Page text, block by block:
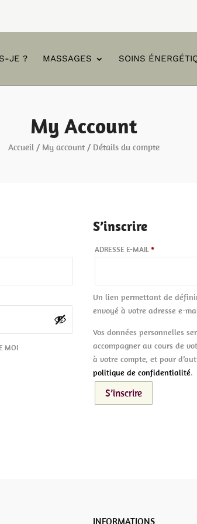
JE ? MASSAGES SOINS
My Account
Accueil/ My account/ Détails du compte
MOI
S’inscrire
ADRESSE E-MAIL*OBLIGATOIRE
Un lien permettant de
envoyé à votre adresse e-
Vos données personnelles
accompagner au cours de
à votre compte, et pour
politique de confidentialité.
S’inscrire
INFORMATIONS